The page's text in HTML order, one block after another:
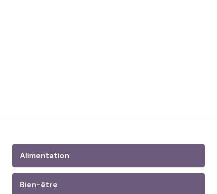
Alimentation
Bien-être